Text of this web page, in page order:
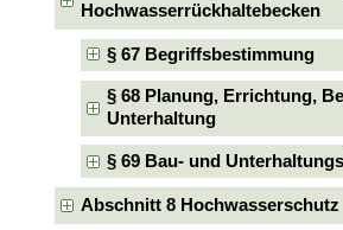
Hochwasserrückhaltebecken
§ 67 Begriffsbestimmung
§ 68 Planung, Errichtung,
Unterhaltung
§ 69 Bau- und
Abschnitt 8 Hochwasserschutz